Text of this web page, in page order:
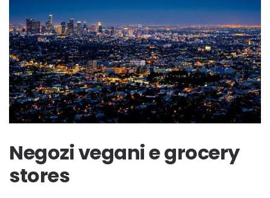
Negozi vegani e grocery
stores